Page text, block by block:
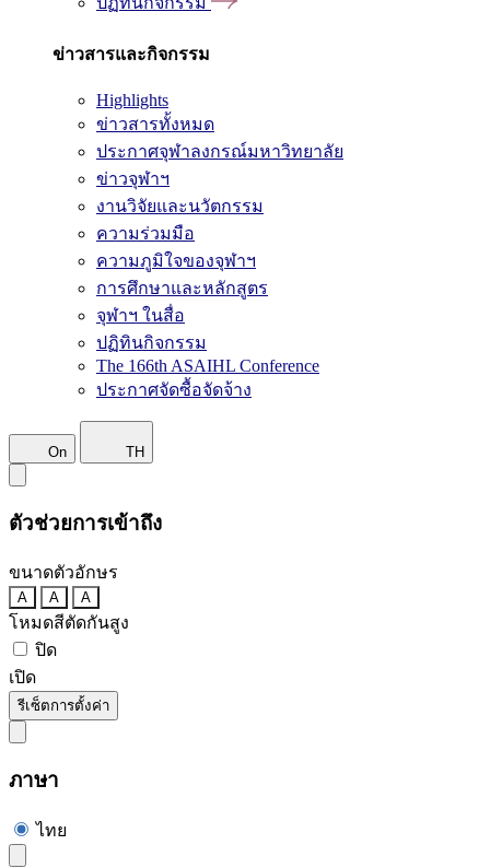
ข่าวสารและกิจกรรม
Highlights
ข่าวสารทั้งหมด
ประกาศจุฬาลงกรณ์มหาวิทยาลัย
ข่าวจุฬาฯ
งานวิจัยและนวัตกรรม
ความร่วมมือ
ความภูมิใจของจุฬาฯ
การศึกษาและหลักสูตร
จุฬาฯ ในสื่อ
ปฏิทินกิจกรรม
The 166th ASAIHL Conference
ประกาศจัดซื้อจัดจ้าง
On TH
ตัวช่วยการเข้าถึง
ขนาดตัวอักษร
A A A
โหมดสีตัดกันสูง
ปิด
เปิด
รีเซ็ตการตั้งค่า
ภาษา
ไทย